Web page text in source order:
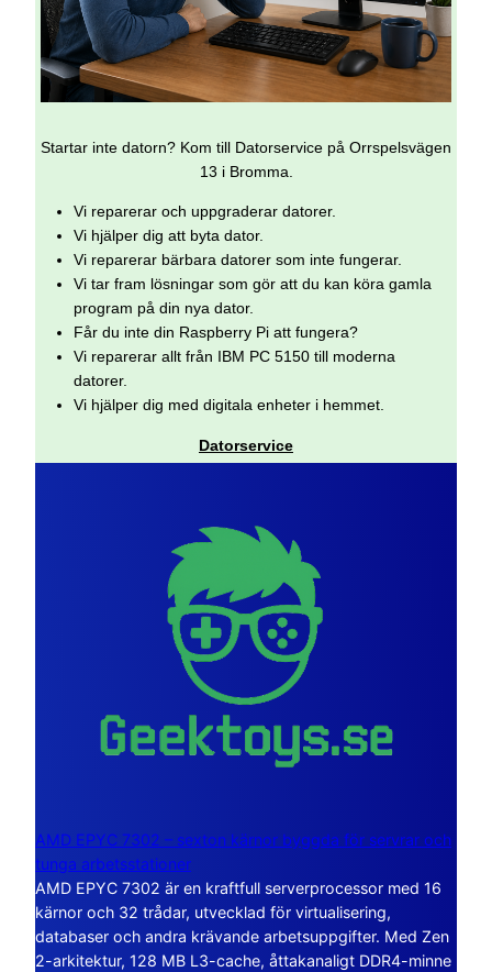
Startar inte datorn? Kom till Datorservice på Orrspelsvägen
13 i Bromma.
Vi reparerar och uppgraderar datorer.
Vi hjälper dig att byta dator.
Vi reparerar bärbara datorer som inte fungerar.
Vi tar fram lösningar som gör att du kan köra gamla
program på din nya dator.
Får du inte din Raspberry Pi att fungera?
Vi reparerar allt från IBM PC 5150 till moderna
datorer.
Vi hjälper dig med digitala enheter i hemmet.
Datorservice
AMD EPYC 7302 – sexton kärnor byggda för servrar och
tunga arbetsstationer
AMD EPYC 7302 är en kraftfull serverprocessor med 16
kärnor och 32 trådar, utvecklad för virtualisering,
databaser och andra krävande arbetsuppgifter. Med Zen
2-arkitektur, 128 MB L3-cache, åttakanaligt DDR4-minne